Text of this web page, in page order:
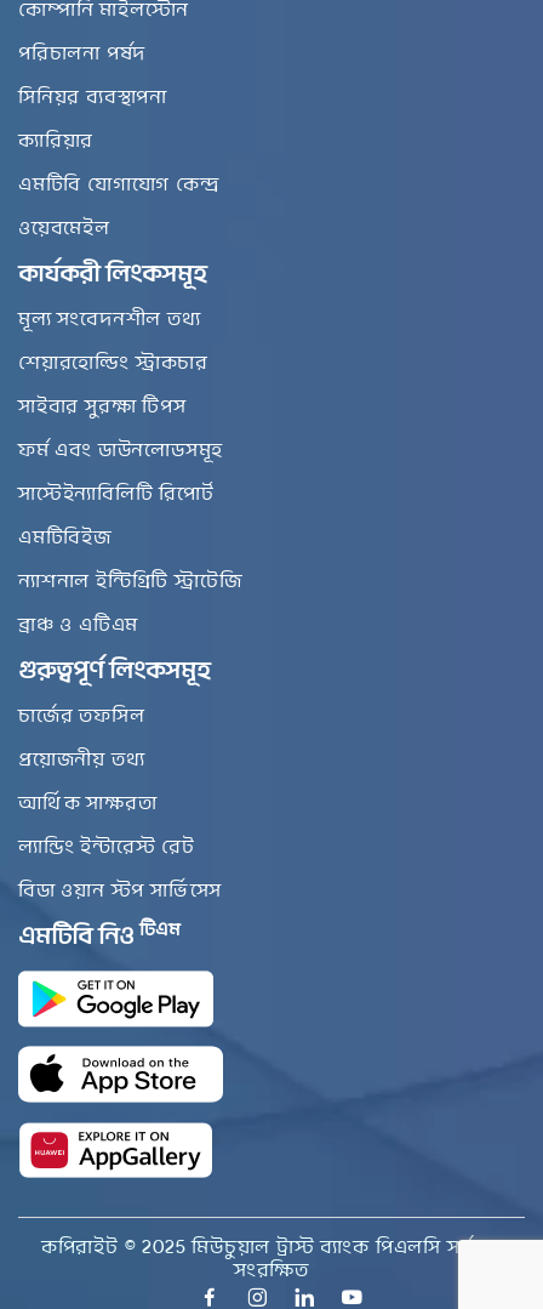
কোম্পানি মাইলস্টোন
পরিচালনা পর্ষদ
সিনিয়র ব্যবস্থাপনা
ক্যারিয়ার
এমটিবি যোগাযোগ কেন্দ্র
ওয়েবমেইল
কার্যকরী লিংকসমূহ
মূল্য সংবেদনশীল তথ্য
শেয়ারহোল্ডিং স্ট্রাকচার
সাইবার সুরক্ষা টিপস
ফর্ম এবং ডাউনলোডসমূহ
সাস্টেইন্যাবিলিটি রিপোর্ট
এমটিবিইজ
ন্যাশনাল ইন্টিগ্রিটি স্ট্রাটেজি
ব্রাঞ্চ ও এটিএম
গুরুত্বপূর্ণ লিংকসমূহ
চার্জের তফসিল
প্রয়োজনীয় তথ্য
আর্থিক সাক্ষরতা
ল্যান্ডিং ইন্টারেস্ট রেট
বিডা ওয়ান স্টপ সার্ভিসেস
এমটিবি নিও টিএম
কপিরাইট © 2025 মিউচুয়াল ট্রাস্ট ব্যাংক পিএলসি সর্বস্বত্ব
সংরক্ষিত